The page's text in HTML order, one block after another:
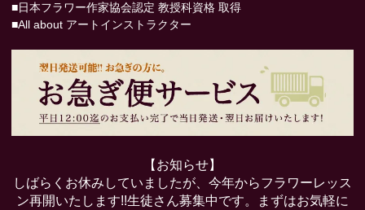
■日本フラワー作家協会認定 教授科資格 取得
■All about アートインストラクター
【お知らせ】
しばらくお休みしていましたが、今年からフラワーレッス
ン再開いたします!!生徒さん募集中です。まずはお気軽に